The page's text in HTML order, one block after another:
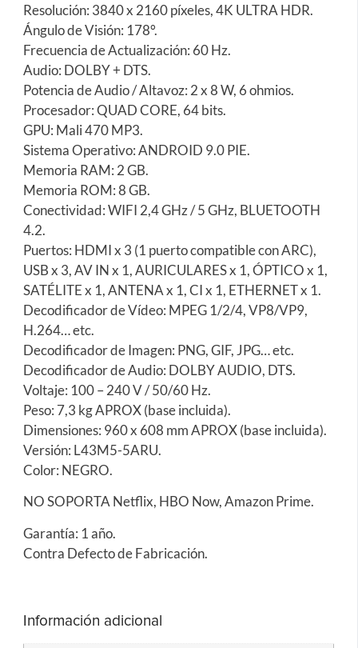
Resolución: 3840 x 2160 píxeles, 4K ULTRA HDR.
Ángulo de Visión: 178°.
Frecuencia de Actualización: 60 Hz.
Audio: DOLBY + DTS.
Potencia de Audio / Altavoz: 2 x 8 W, 6 ohmios.
Procesador: QUAD CORE, 64 bits.
GPU: Mali 470 MP3.
Sistema Operativo: ANDROID 9.0 PIE.
Memoria RAM: 2 GB.
Memoria ROM: 8 GB.
Conectividad: WIFI 2,4 GHz / 5 GHz, BLUETOOTH
4.2.
Puertos: HDMI x 3 (1 puerto compatible con ARC),
USB x 3, AV IN x 1, AURICULARES x 1, ÓPTICO x 1,
SATÉLITE x 1, ANTENA x 1, CI x 1, ETHERNET x 1.
Decodificador de Vídeo: MPEG 1/2/4, VP8/VP9,
H.264… etc.
Decodificador de Imagen: PNG, GIF, JPG… etc.
Decodificador de Audio: DOLBY AUDIO, DTS.
Voltaje: 100 – 240 V / 50/60 Hz.
Peso: 7,3 kg APROX (base incluida).
Dimensiones: 960 x 608 mm APROX (base incluida).
Versión: L43M5-5ARU.
Color: NEGRO.
NO SOPORTA Netflix, HBO Now, Amazon Prime.
Garantía: 1 año.
Contra Defecto de Fabricación.
Información adicional